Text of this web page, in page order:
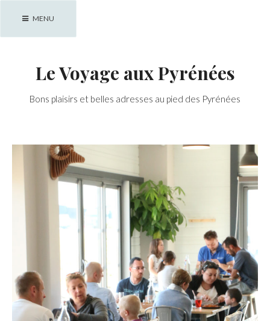
MENU
Le Voyage aux Pyrénées
Bons plaisirs et belles adresses au pied des Pyrénées